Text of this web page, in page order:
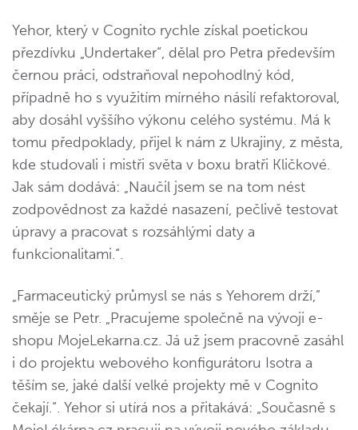
Yehor, který v Cognito rychle získal poetickou
přezdívku „Undertaker“, dělal pro Petra především
černou práci, odstraňoval nepohodlný kód,
případně ho s využitím mírného násilí refaktoroval,
aby dosáhl vyššího výkonu celého systému. Má k
tomu předpoklady, přijel k nám z Ukrajiny, z města,
kde studovali i mistři světa v boxu bratři Kličkové.
Jak sám dodává: „Naučil jsem se na tom nést
zodpovědnost za každé nasazení, pečlivě testovat
úpravy a pracovat s rozsáhlými daty a
funkcionalitami.“.
„Farmaceutický průmysl se nás s Yehorem drží,”
směje se Petr. „Pracujeme společně na vývoji e-
shopu MojeLekarna.cz. Já už jsem pracovně zasáhl
i do projektu webového konfigurátoru Isotra a
těším se, jaké další velké projekty mě v Cognito
čekají.“. Yehor si utírá nos a přitakává: „Současně s